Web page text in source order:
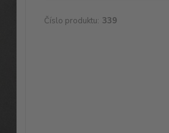
Číslo produktu: 339